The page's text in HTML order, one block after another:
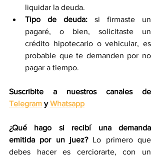
liquidar la deuda.
Tipo de deuda: si firmaste un
pagaré, o bien, solicitaste un
crédito hipotecario o vehicular, es
probable que te demanden por no
pagar a tiempo.
Telegram y Whatsapp
¿Qué hago si recibí una demanda
emitida por un juez? Lo primero que
debes hacer es cerciorarte, con un